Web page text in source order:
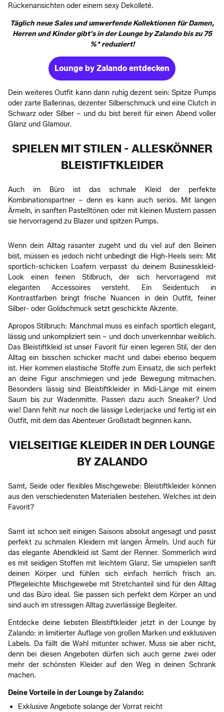
Rückenansichten oder einem sexy Dekolleté.
Täglich neue Sales und umwerfende Kollektionen für Damen,
Herren und Kinder gibt's in der Lounge by Zalando bis zu 75
%* reduziert!
Lounge by Zalando entdecken
Dein weiteres Outfit kann dann ruhig dezent sein: Spitze Pumps
oder zarte Ballerinas, dezenter Silberschmuck und eine Clutch in
Schwarz oder Silber – und du bist bereit für einen Abend voller
Glanz und Glamour.
SPIELEN MIT STILEN - ALLESKÖNNER
BLEISTIFTKLEIDER
Auch im Büro ist das schmale Kleid der perfekte
Kombinationspartner – denn es kann auch seriös. Mit langen
Ärmeln, in sanften Pastelltönen oder mit kleinen Mustern passen
sie hervorragend zu Blazer und spitzen Pumps.
Wenn dein Alltag rasanter zugeht und du viel auf den Beinen
bist, müssen es jedoch nicht unbedingt die High-Heels sein: Mit
sportlich-schicken Loafern verpasst du deinem Businesskleid-
Look einen feinen Stilbruch, der sich hervorragend mit
eleganten Accessoires versteht. Ein Seidentuch in
Kontrastfarben bringt frische Nuancen in dein Outfit, feiner
Silber- oder Goldschmuck setzt geschickte Akzente.
Apropos Stilbruch: Manchmal muss es einfach sportlich elegant,
lässig und unkompliziert sein – und doch unverkennbar weiblich.
Das Bleistiftkleid ist unser Favorit für einen legeren Stil, der den
Alltag ein bisschen schicker macht und dabei ebenso bequem
ist. Hier kommen elastische Stoffe zum Einsatz, die sich perfekt
an deine Figur anschmiegen und jede Bewegung mitmachen.
Besonders lässig sind Bleistiftkleider in Midi-Länge mit einem
Saum bis zur Wadenmitte. Passen dazu auch Sneaker? Und
wie! Dann fehlt nur noch die lässige Lederjacke und fertig ist ein
Outfit, mit dem das Abenteuer Großstadt beginnen kann.
VIELSEITIGE KLEIDER IN DER LOUNGE
BY ZALANDO
Samt, Seide oder flexibles Mischgewebe: Bleistiftkleider können
aus den verschiedensten Materialien bestehen. Welches ist dein
Favorit?
Samt ist schon seit einigen Saisons absolut angesagt und passt
perfekt zu schmalen Kleidern mit langen Ärmeln. Und auch für
das elegante Abendkleid ist Samt der Renner. Sommerlich wird
es mit seidigen Stoffen mit leichtem Glanz. Sie umspielen sanft
deinen Körper und fühlen sich einfach herrlich frisch an.
Pflegeleichte Mischgewebe mit Stretchanteil sind für den Alltag
und das Büro ideal. Sie passen sich perfekt dem Körper an und
sind auch im stressigen Alltag zuverlässige Begleiter.
Entdecke deine liebsten Bleistiftkleider jetzt in der Lounge by
Zalando: in limitierter Auflage von großen Marken und exklusiven
Labels. Da fällt die Wahl mitunter schwer. Muss sie aber nicht,
denn bei diesen Angeboten dürfen sich auch gerne zwei oder
mehr der schönsten Kleider auf den Weg in deinen Schrank
machen.
Deine Vorteile in der Lounge by Zalando:
Exklusive Angebote solange der Vorrat reicht